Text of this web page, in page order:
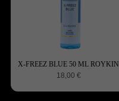
X-FREEZ BLUE 50 ML ROYKIN
18,00 €